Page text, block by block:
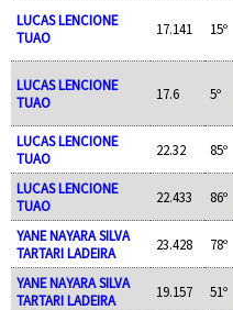
LUCAS LENCIONE
TUAO
17.141 15º
LUCAS LENCIONE
TUAO
17.6 5º
LUCAS LENCIONE
TUAO
22.32 85º
LUCAS LENCIONE
TUAO
22.433 86º
YANE NAYARA SILVA
TARTARI LADEIRA
23.428 78º
YANE NAYARA SILVA
TARTARI LADEIRA
19.157 51º